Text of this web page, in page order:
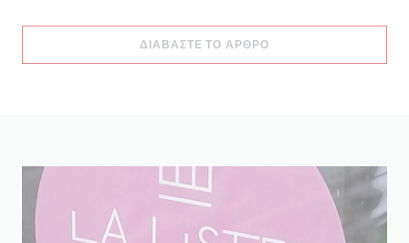
ΔΙΑΒΆΣΤΕ ΤΟ ΆΡΘΡΟ